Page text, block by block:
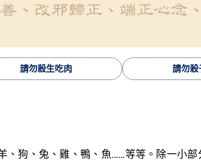
請勿殺生吃肉 請勿殺
狗、兔、雞、鴨、魚……等等。除一小部